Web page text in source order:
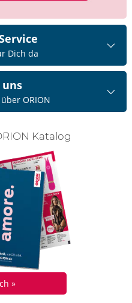
Dich da
uns
ORION
Katalog
»